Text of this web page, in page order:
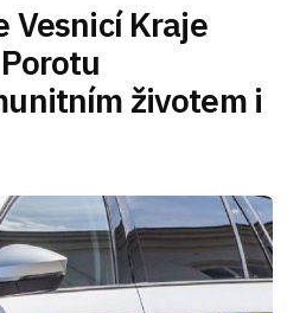
Vesnicí Kraje
životem i